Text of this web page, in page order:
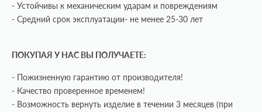
- Устойчивы к механическим ударам и повреждениям
- Средний срок эксплуатации- не менее 25-30 лет
ПОКУПАЯ У НАС ВЫ ПОЛУЧАЕТЕ:
- Пожизненную гарантию от производителя!
- Качество проверенное временем!
- Возможность вернуть изделие в течении 3 месяцев (при